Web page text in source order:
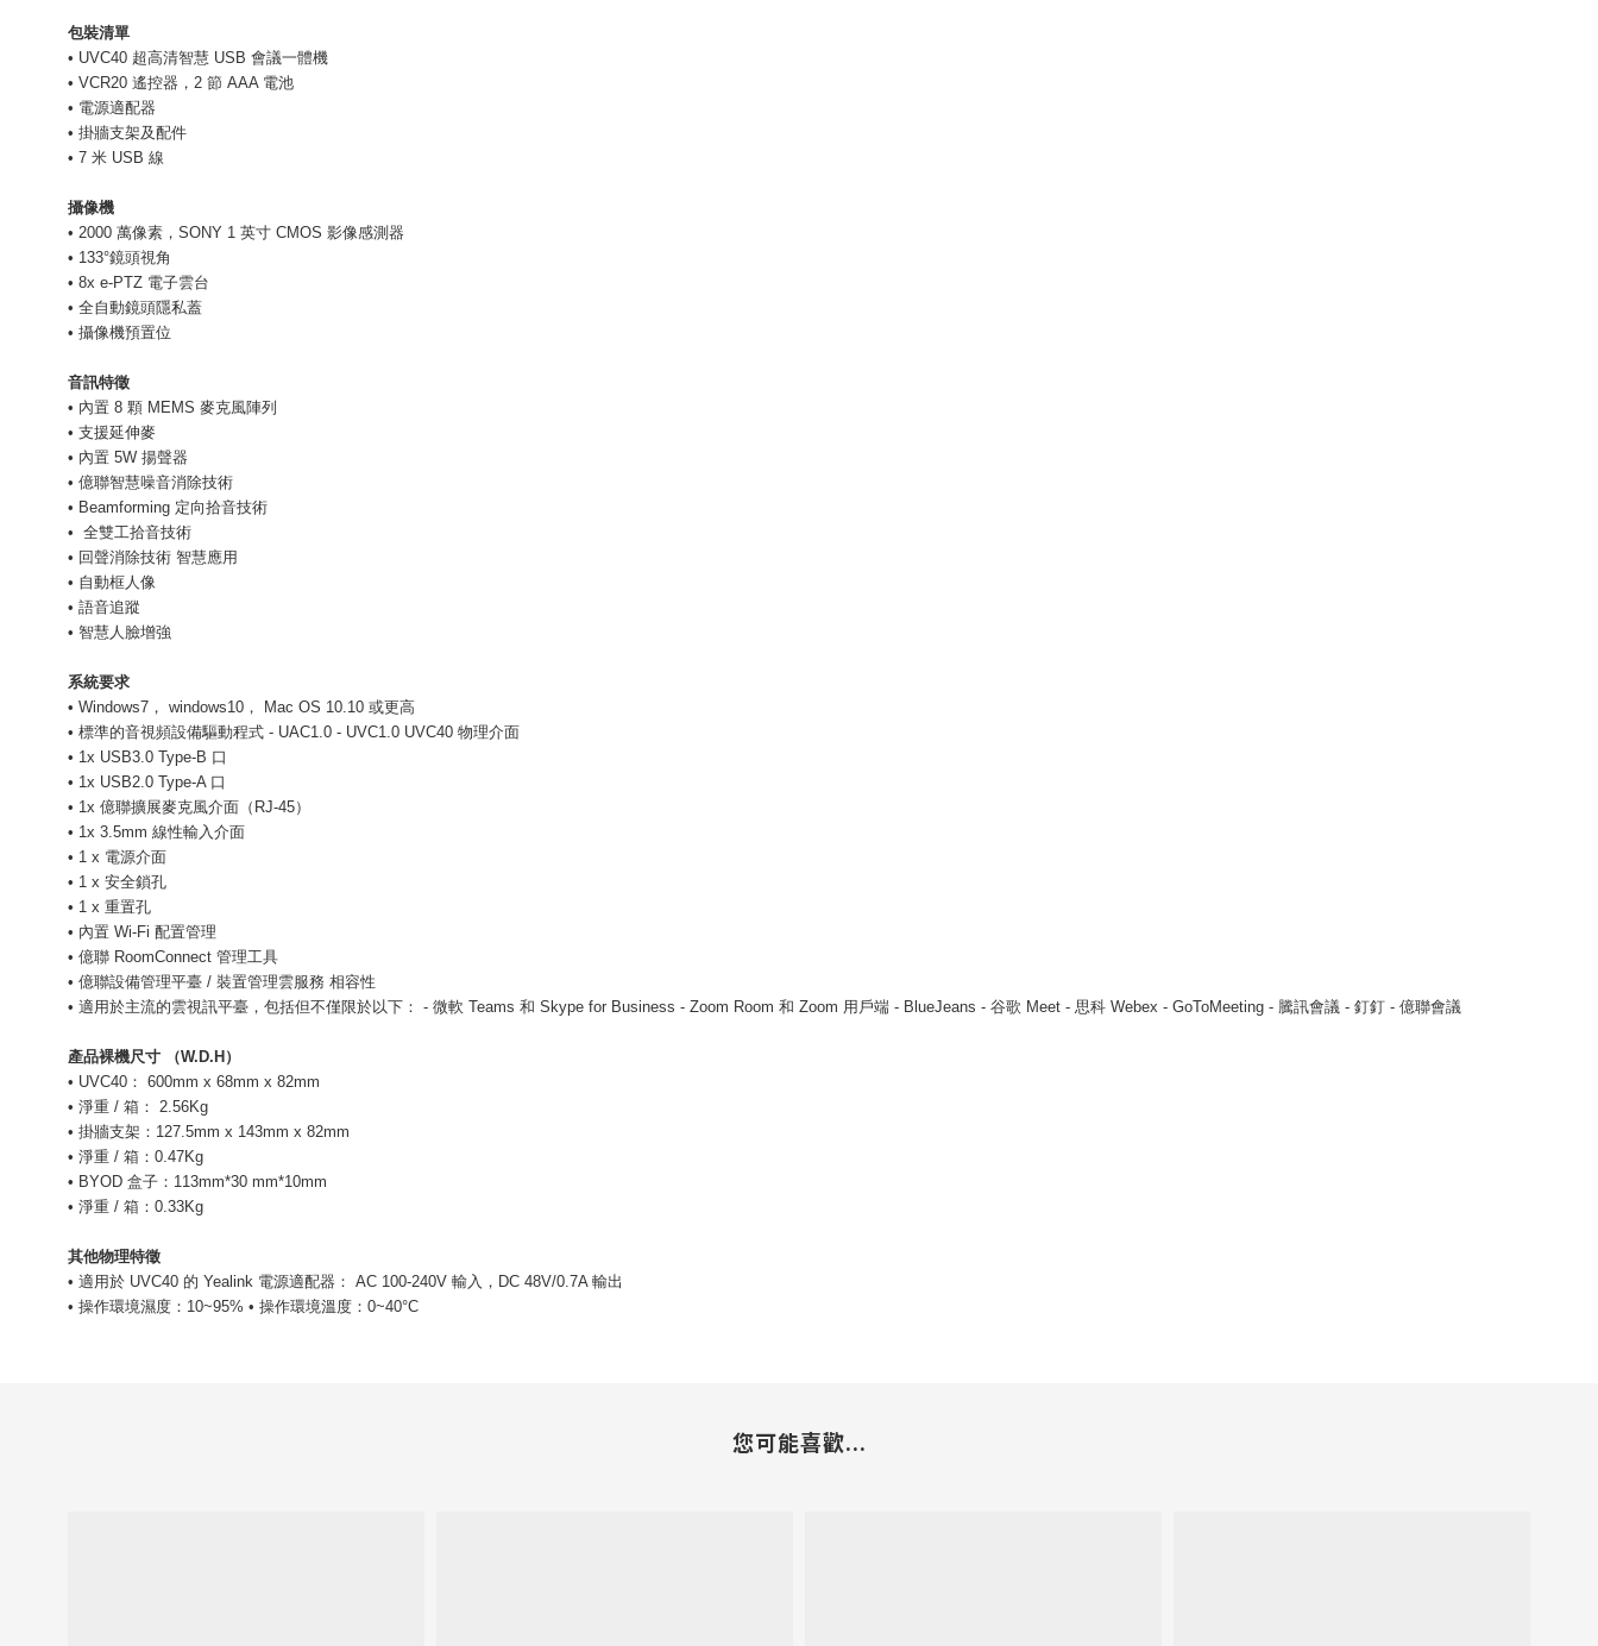
包裝清單
• UVC40 超高清智慧 USB 會議一體機
• VCR20 遙控器，2 節 AAA 電池
• 電源適配器
• 掛牆支架及配件
• 7 米 USB 線
攝像機
• 2000 萬像素，SONY 1 英寸 CMOS 影像感測器
• 133°鏡頭視角
• 8x e-PTZ 電子雲台
• 全自動鏡頭隱私蓋
• 攝像機預置位
音訊特徵
• 內置 8 顆 MEMS 麥克風陣列
• 支援延伸麥
• 內置 5W 揚聲器
• 億聯智慧噪音消除技術
• Beamforming 定向拾音技術
• 全雙工拾音技術
• 回聲消除技術 智慧應用
• 自動框人像
• 語音追蹤
• 智慧人臉增強
系統要求
• Windows7， windows10， Mac OS 10.10 或更高
• 標準的音視頻設備驅動程式 - UAC1.0 - UVC1.0 UVC40 物理介面
• 1x USB3.0 Type-B 口
• 1x USB2.0 Type-A 口
• 1x 億聯擴展麥克風介面（RJ-45）
• 1x 3.5mm 線性輸入介面
• 1 x 電源介面
• 1 x 安全鎖孔
• 1 x 重置孔
• 內置 Wi-Fi 配置管理
• 億聯 RoomConnect 管理工具
• 億聯設備管理平臺 / 裝置管理雲服務 相容性
• 適用於主流的雲視訊平臺，包括但不僅限於以下： - 微軟 Teams 和 Skype for Business - Zoom Room 和 Zoom 用戶端 - BlueJeans - 谷歌 Meet - 思科 Webex - GoToMeeting - 騰訊會議 - 釘釘 - 億聯會議
產品裸機尺寸 （W.D.H ）
• UVC40： 600mm x 68mm x 82mm
• 淨重 / 箱： 2.56Kg
• 掛牆支架：127.5mm x 143mm x 82mm
• 淨重 / 箱：0.47Kg
• BYOD 盒子：113mm*30 mm*10mm
• 淨重 / 箱：0.33Kg
其他物理特徵
• 適用於 UVC40 的 Yealink 電源適配器： AC 100-240V 輸入，DC 48V/0.7A 輸出
• 操作環境濕度：10~95% • 操作環境溫度：0~40°C
您可能喜歡...